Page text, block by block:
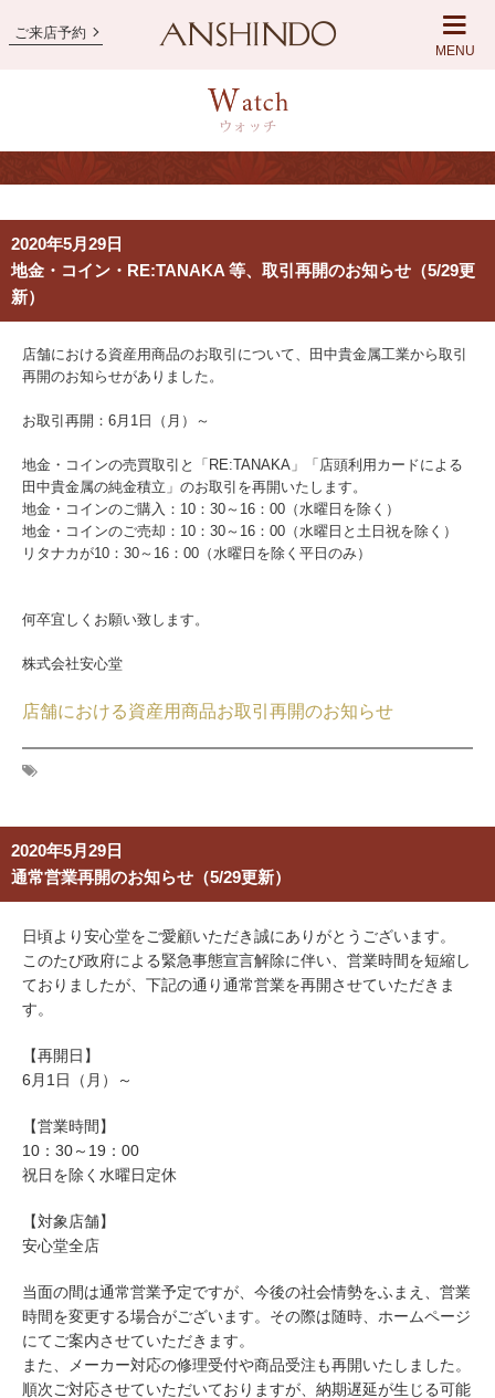
ご来店予約
MENU
2020年5月29日
地金・コイン・RE:TANAKA 等、取引再開のお知らせ（5/29更
新）
店舗における資産用商品のお取引について、田中貴金属工業から取引
再開のお知らせがありました。
お取引再開：6月1日（月）～
地金・コインの売買取引と「RE:TANAKA」「店頭利用カードによる
田中貴金属の純金積立」のお取引を再開いたします。
地金・コインのご購入：10：30～16：00（水曜日を除く）
地金・コインのご売却：10：30～16：00（水曜日と土日祝を除く）
リタナカが10：30～16：00（水曜日を除く平日のみ）
何卒宜しくお願い致します。
株式会社安心堂
店舗における資産用商品お取引再開のお知らせ
2020年5月29日
通常営業再開のお知らせ（5/29更新）
日頃より安心堂をご愛顧いただき誠にありがとうございます。
このたび政府による緊急事態宣言解除に伴い、営業時間を短縮し
ておりましたが、下記の通り通常営業を再開させていただきま
す。
【再開日】
6月1日（月）～
【営業時間】
10：30～19：00
祝日を除く水曜日定休
【対象店舗】
安心堂全店
当面の間は通常営業予定ですが、今後の社会情勢をふまえ、営業
時間を変更する場合がございます。その際は随時、ホームページ
にてご案内させていただきます。
また、メーカー対応の修理受付や商品受注も再開いたしました。
順次ご対応させていただいておりますが、納期遅延が生じる可能